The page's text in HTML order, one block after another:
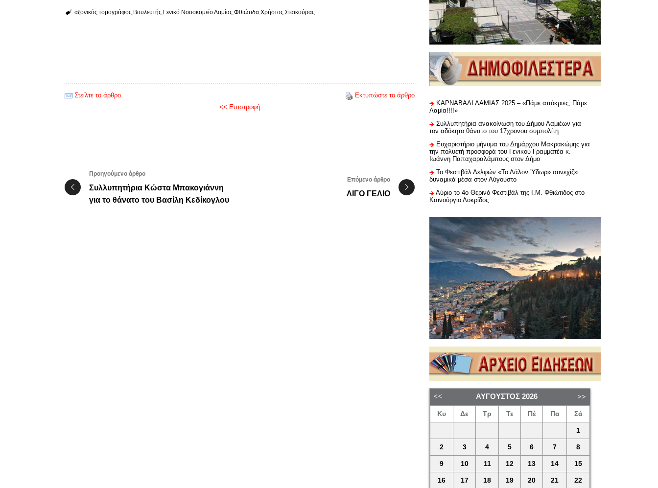
αξονικός τομογράφος Βουλευτής Γενικό Νοσοκομείο Λαμίας Φθιώτιδα Χρήστος Σταϊκούρας
Στείλτε το άρθρο
Εκτυπώστε το άρθρο
<< Επιστροφή
Προηγούμενο άρθρο
Συλλυπητήρια Κώστα Μπακογιάννη
για το θάνατο του Βασίλη Κεδίκογλου
Επόμενο άρθρο
ΛΙΓΟ ΓΕΛΙΟ
ΚΑΡΝΑΒΑΛΙ ΛΑΜΙΑΣ 2025 – «Πάμε απόκριες; Πάμε
Λαμία!!!!»
Συλλυπητήρια ανακοίνωση του Δήμου Λαμιέων για
τον αδόκητο θάνατο του 17χρονου συμπολίτη
Ευχαριστήριo μήνυμα του Δημάρχου Μακρακώμης για
την πολυετή προσφορά του Γενικού Γραμματέα κ.
Ιωάννη Παπαχαραλάμπους στον Δήμο
Το Φεστιβάλ Δελφών «Το Λάλον Ύδωρ» συνεχίζει
δυναμικά μέσα στον Αύγουστο
Αύριο το 4ο Θερινό Φεστιβάλ της Ι.Μ. Φθιώτιδος στο
Καινούργιο Λοκρίδος
ΑΎΓΟΥΣΤΟΣ 2026
Κυ Δε Τρ Τε Πέ Πα Σά
1
2 3 4 5 6 7 8
9 10 11 12 13 14 15
16 17 18 19 20 21 22